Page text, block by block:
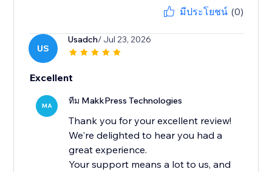
มีประโยชน์ (0)
US
Usadch/ Jul 23, 2026
Excellent
MA ทีม MakkPress Technologies
Thank you for your excellent review!
We're delighted to hear you had a
great experience.
Your support means a lot to us, and